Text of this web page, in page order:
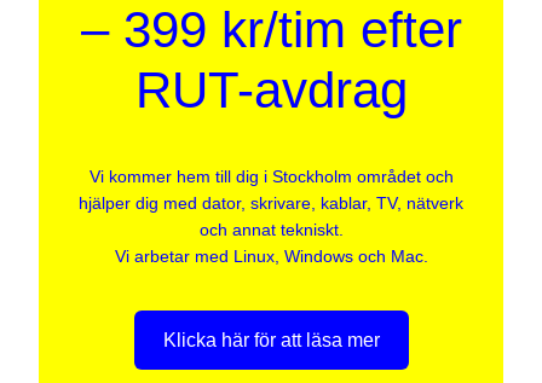
– 399 kr/tim efter
RUT-avdrag
Vi kommer hem till dig i Stockholm området och
hjälper dig med dator, skrivare, kablar, TV, nätverk
och annat tekniskt.
Vi arbetar med Linux, Windows och Mac.
Klicka här för att läsa mer